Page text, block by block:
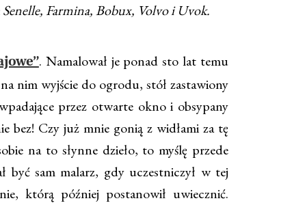
Senelle, Farmina, Bobux, Volvo i Uvok.
. Namalował je ponad sto lat temu
nim wyjście do ogrodu, stół zastawiony
przez otwarte okno i obsypany
bez! Czy już mnie gonią z widłami za tę
na to słynne dzieło, to myślę przede
być sam malarz, gdy uczestniczył w tej
którą później postanowił uwiecznić.